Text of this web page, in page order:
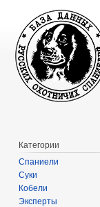
Категории
Спаниели
Суки
Кобели
Эксперты